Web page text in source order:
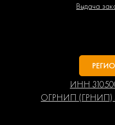
Выдача
ИНН
ОГРНИП (ГРНИП)